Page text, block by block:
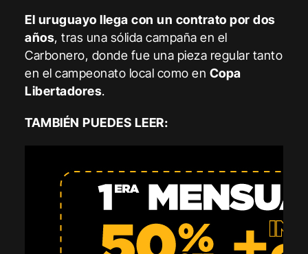
El uruguayo llega con un contrato por dos
años, tras una sólida campaña en el
Carbonero, donde fue una pieza regular tanto
en el campeonato local como en Copa
Libertadores.
TAMBIÉN PUEDES LEER: